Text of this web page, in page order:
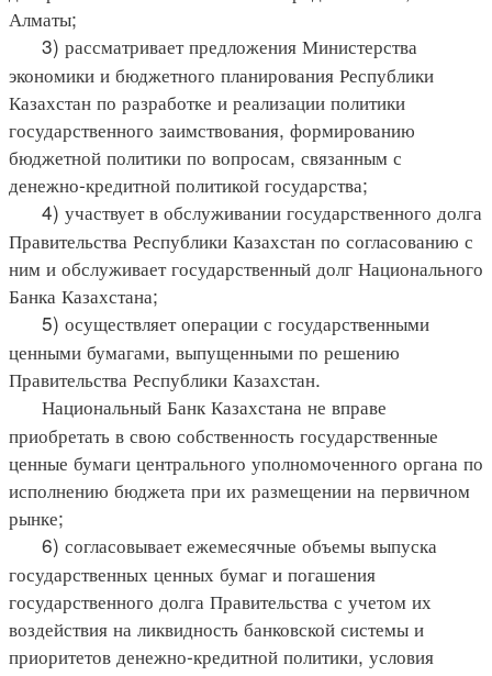
Алматы;
3) рассматривает предложения Министерства
экономики и бюджетного планирования Республики
Казахстан по разработке и реализации политики
государственного заимствования, формированию
бюджетной политики по вопросам, связанным с
денежно-кредитной политикой государства;
4) участвует в обслуживании государственного долга
Правительства Республики Казахстан по согласованию с
ним и обслуживает государственный долг Национального
Банка Казахстана;
5) осуществляет операции с государственными
ценными бумагами, выпущенными по решению
Правительства Республики Казахстан.
Национальный Банк Казахстана не вправе
приобретать в свою собственность государственные
ценные бумаги центрального уполномоченного органа по
исполнению бюджета при их размещении на первичном
рынке;
6) согласовывает ежемесячные объемы выпуска
государственных ценных бумаг и погашения
государственного долга Правительства с учетом их
воздействия на ликвидность банковской системы и
приоритетов денежно-кредитной политики, условия